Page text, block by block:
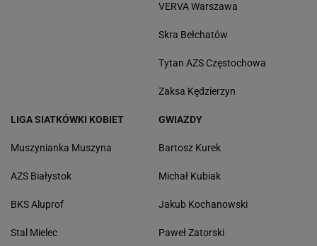
VERVA Warszawa
Skra Bełchatów
Tytan AZS Częstochowa
Zaksa Kędzierzyn
LIGA SIATKÓWKI KOBIET
Muszynianka Muszyna
AZS Białystok
BKS Aluprof
Stal Mielec
GWIAZDY
Bartosz Kurek
Michał Kubiak
Jakub Kochanowski
Paweł Zatorski